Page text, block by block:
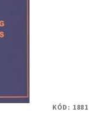
KÓD: 1881